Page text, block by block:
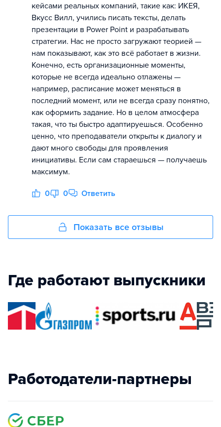
кейсами реальных компаний, такие как: ИКЕЯ,
Вкусс Вилл, учились писать тексты, делать
презентации в Power Point и разрабатывать
стратегии. Нас не просто загружают теорией —
нам показывают, как это всё работает в жизни.
Конечно, есть организационные моменты,
которые не всегда идеально отлажены —
например, расписание может меняться в
последний момент, или не всегда сразу понятно,
как оформить задание. Но в целом атмосфера
такая, что ты быстро адаптируешься. Особенно
ценно, что преподаватели открыты к диалогу и
дают много свободы для проявления
инициативы. Если сам стараешься — получаешь
максимум.
0 0 Ответить
Показать все отзывы
Где работают выпускники
Работодатели-партнеры